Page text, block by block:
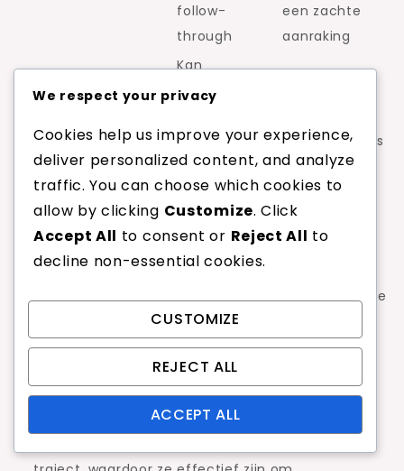
follow-
through
een zachte
aanraking
Voordelen
Kan
tegenstanders
duwen,
waardoor
ruimte
ontstaat
tegenstanders
te verrassen
Kan
gemakkelijker
zijn als deze
niet goed
wordt
uitgevoerd
Kan offensieve
beperken
We respect your privacy
Cookies help us improve your experience,
deliver personalized content, and analyze
traffic. You can choose which cookies to
allow by clicking Customize. Click
Accept All to consent or Reject All to
decline non-essential cookies.
CUSTOMIZE
REJECT ALL
ACCEPT ALL